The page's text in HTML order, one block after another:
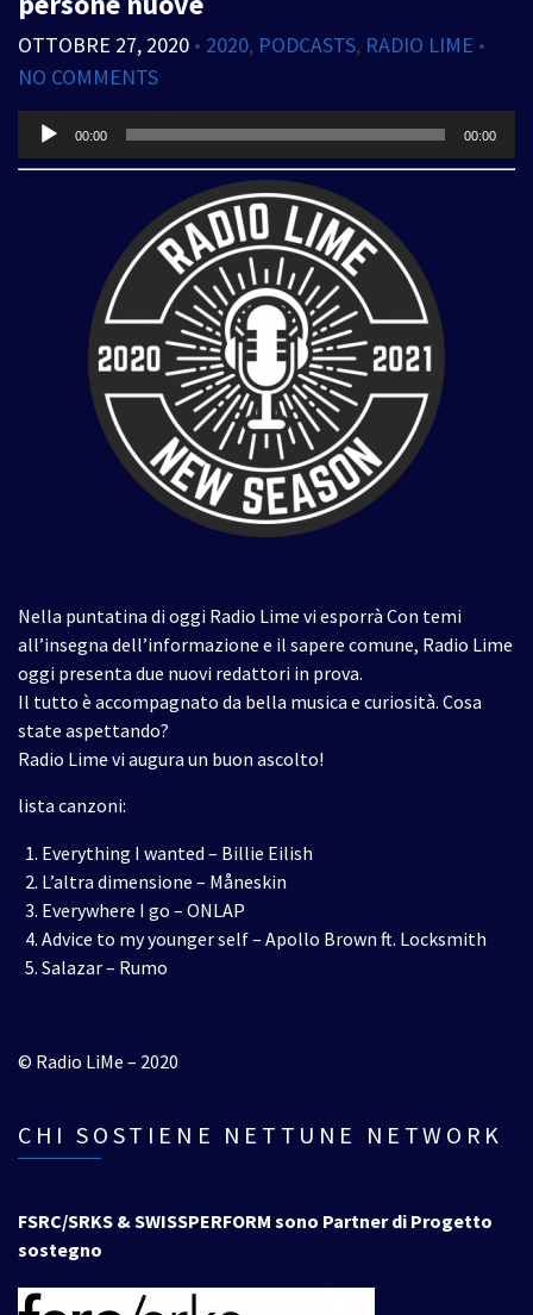
OTTOBRE 27, 2020 • 2020, PODCASTS, RADIO LIME •
NO COMMENTS
Audio
Player
00:00 00:00
Nella puntatina di oggi Radio Lime vi esporrà Con temi
all’insegna dell’informazione e il sapere comune, Radio Lime
oggi presenta due nuovi redattori in prova.
Il tutto è accompagnato da bella musica e curiosità. Cosa
state aspettando?
Radio Lime vi augura un buon ascolto!
lista canzoni:
Everything I wanted – Billie Eilish
L’altra dimensione – Måneskin
Everywhere I go – ONLAP
Advice to my younger self – Apollo Brown ft. Locksmith
Salazar – Rumo
© Radio LiMe – 2020
CHI SOSTIENE NETTUNE NETWORK
FSRC/SRKS & SWISSPERFORM sono Partner di Progetto
sostegno